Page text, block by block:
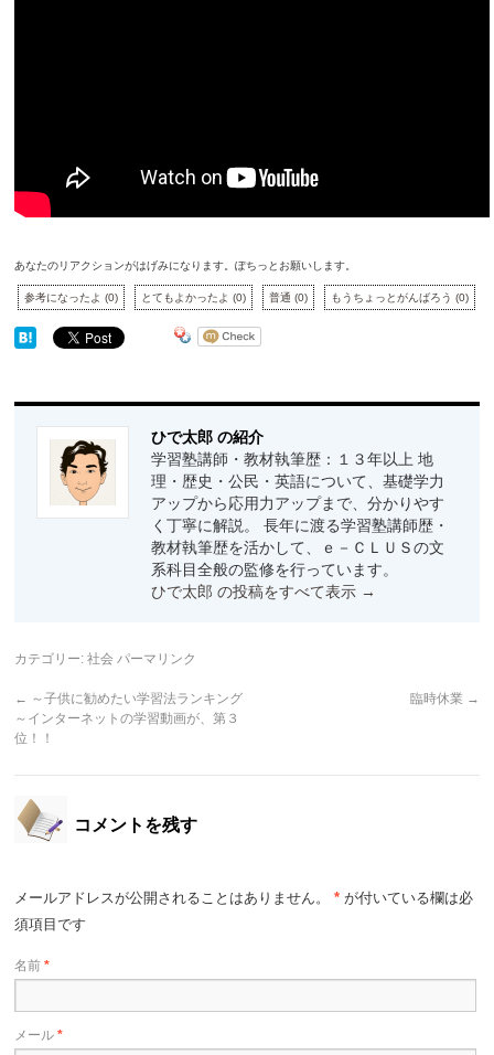
あなたのリアクションがはげみになります。ぽちっとお願いします。
参考になったよ(0) とてもよかったよ(0) 普通(0) もうちょっとがんばろう(0)
ひで太郎 の紹介
学習塾講師・教材執筆歴：１３年以上 地
理・歴史・公民・英語について、基礎学力
アップから応用力アップまで、分かりやす
く丁寧に解説。 長年に渡る学習塾講師歴・
教材執筆歴を活かして、ｅ－ＣＬＵＳの文
系科目全般の監修を行っています。
ひで太郎 の投稿をすべて表示 →
カテゴリー:社会 パーマリンク
← ～子供に勧めたい学習法ランキング
～インターネットの学習動画が、第３
位！！
臨時休業 →
コメントを残す
メールアドレスが公開されることはありません。 * が付いている欄は必
須項目です
名前*
メール*